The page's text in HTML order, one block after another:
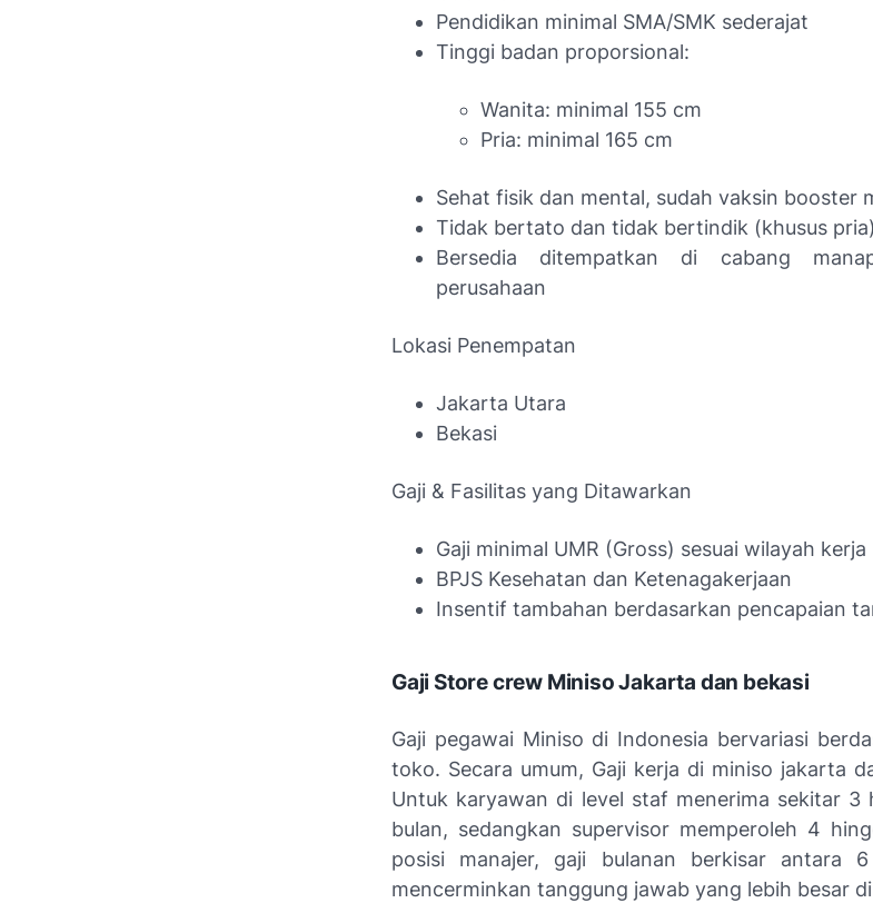
Pendidikan minimal SMA/SMK sederajat
Tinggi badan proporsional:
Wanita: minimal 155 cm
Pria: minimal 165 cm
Sehat fisik dan mental, sudah vaksin booster
Tidak bertato dan tidak bertindik (khusus pria)
Bersedia ditempatkan di cabang
perusahaan
Lokasi Penempatan
Jakarta Utara
Bekasi
Gaji & Fasilitas yang Ditawarkan
Gaji minimal UMR (Gross) sesuai wilayah kerja
BPJS Kesehatan dan Ketenagakerjaan
Insentif tambahan berdasarkan pencapaian
Gaji Store crew Miniso Jakarta dan bekasi
Gaji pegawai Miniso di Indonesia bervariasi
toko. Secara umum, Gaji kerja di miniso jakarta
Untuk karyawan di level staf menerima sekitar
bulan, sedangkan supervisor memperoleh 4
posisi manajer, gaji bulanan berkisar antara
mencerminkan tanggung jawab yang lebih besar